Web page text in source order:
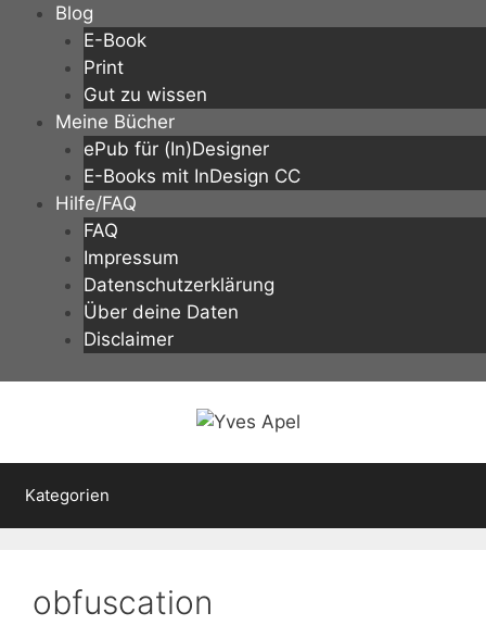
Zum
springen
Blog
E-Book
Print
Gut zu wissen
Meine Bücher
ePub für (In)Designer
E-Books mit InDesign CC
Hilfe/FAQ
FAQ
Impressum
Datenschutzerklärung
Über deine Daten
Disclaimer
Kategorien
obfuscation